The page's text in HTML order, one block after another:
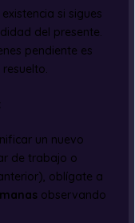
si sigues
del presente.
pendiente es
un nuevo
de trabajo o
oblígate a
observando